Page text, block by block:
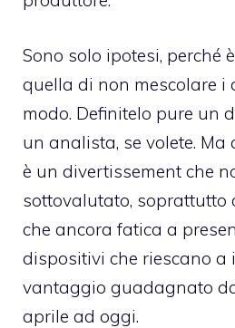
Sono solo ipotesi, perché
quella di non mescolare i
modo. Definitelo pure un
un analista, se volete. Ma
è un divertissement che
sottovalutato, soprattutto
che ancora fatica a
dispositivi che riescano a
vantaggio guadagnato
aprile ad oggi.